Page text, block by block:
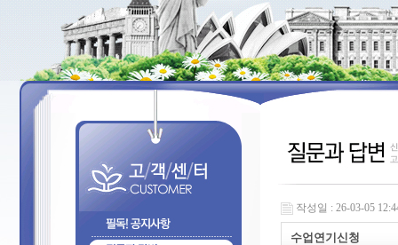
작성일 : 26-03-05
수업연기신청